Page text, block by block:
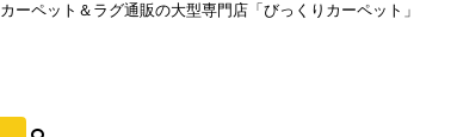
カーペット＆ラグ通販の大型専門店「びっくりカーペット」